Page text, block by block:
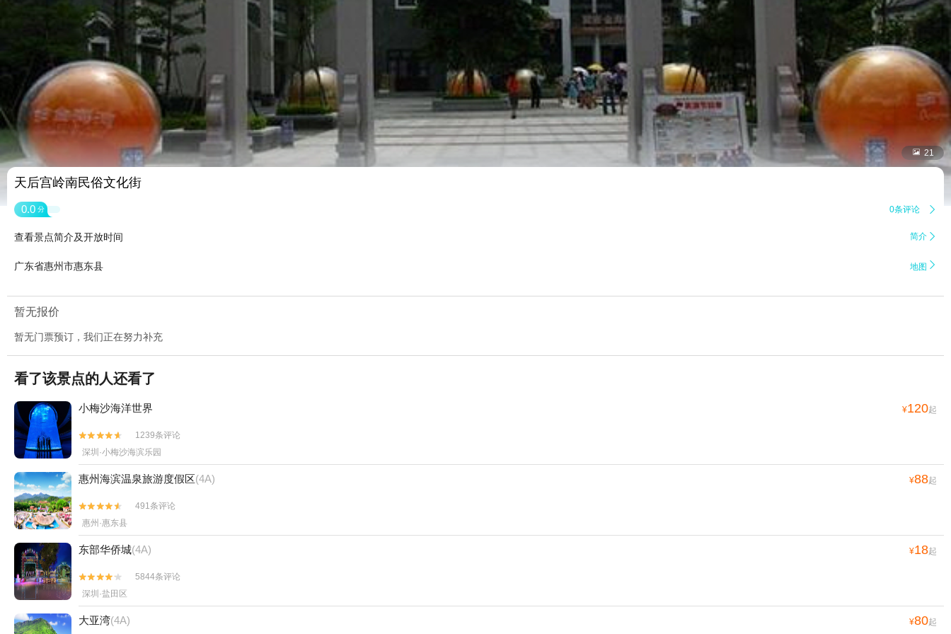
 21
天后宫岭南民俗文化街
0.0 分 0条评论 
查看景点简介及开放时间 简介 
广东省惠州市惠东县 地图 
暂无报价
暂无门票预订，我们正在努力补充
看了该景点的人还看了
小梅沙海洋世界 ¥120起


1239条评论
深圳·小梅沙海滨乐园
惠州海滨温泉旅游度假区(4A) ¥88起


491条评论
惠州·惠东县
东部华侨城(4A) ¥18起


5844条评论
深圳·盐田区
大亚湾(4A) ¥80起